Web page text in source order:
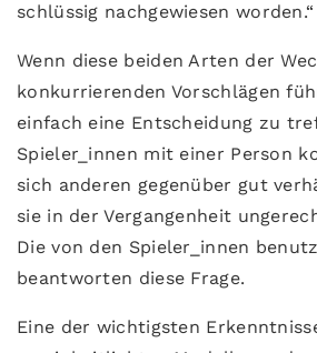
schlüssig nachgewiesen worden.“
Wenn diese beiden Arten der
konkurrierenden Vorschlägen
einfach eine Entscheidung zu
Spieler_innen mit einer Person
sich anderen gegenüber gut
sie in der Vergangenheit
Die von den Spieler_innen
beantworten diese Frage.
Eine der wichtigsten